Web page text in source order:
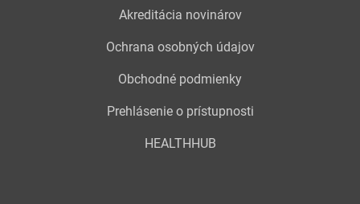
Akreditácia novinárov
Ochrana osobných údajov
Obchodné podmienky
Prehlásenie o prístupnosti
HEALTHHUB